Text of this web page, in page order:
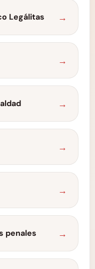
Legálitas
penales